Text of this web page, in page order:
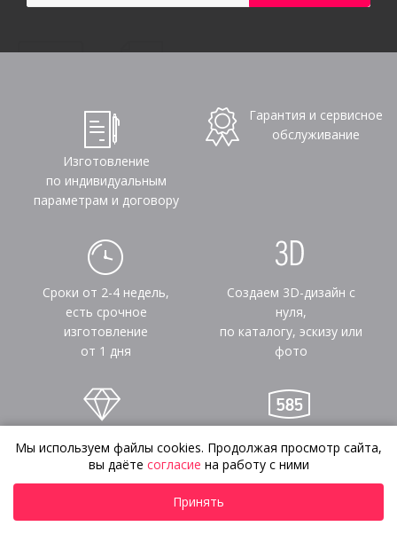
Изготовление
по индивидуальным
параметрам и договору
Гарантия и сервисное
обслуживание
Сроки от 2-4 недель,
есть срочное
изготовление
от 1 дня
Создаем 3D-дизайн с
нуля,
по каталогу, эскизу или
фото
Работаем с золотом и
камнями заказчика
Клеймение в
пробирной
палате г. Москвы
Мы используем файлы cookies. Продолжая просмотр сайта,
вы даёте согласие на работу с ними
Принять